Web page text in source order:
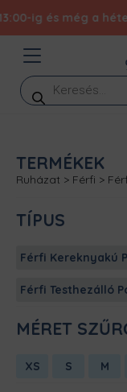
még a héten
Products
search
TERMÉKEK
Ruházat > Férfi >
TÍPUS
Férfi Kereknyakú
Férfi Testhezálló
MÉRET
XS S M